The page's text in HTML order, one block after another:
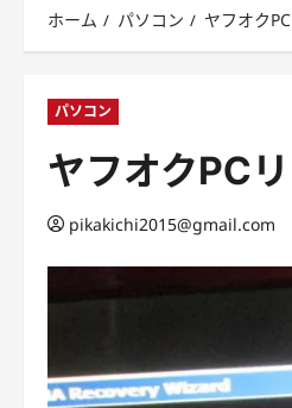
ホーム パソコン ヤフオク
パソコン
ヤフオクPC
pikakichi2015@gmail.com